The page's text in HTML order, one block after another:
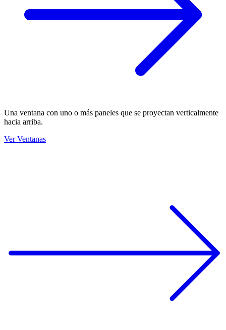
Una ventana con uno o más paneles que se proyectan verticalmente
hacia arriba.
Ver Ventanas